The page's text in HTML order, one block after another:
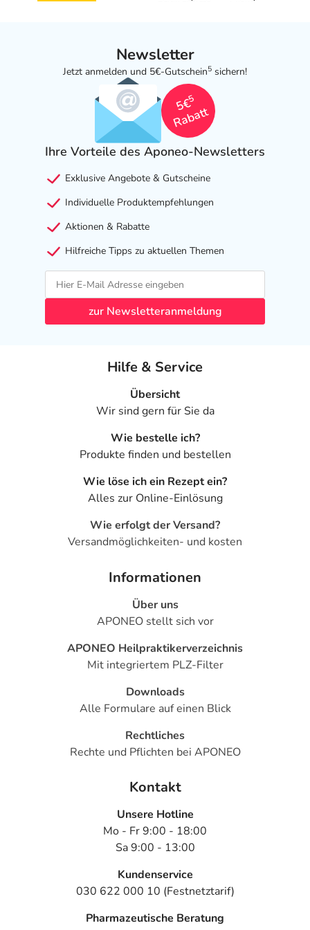
1030 Bussigny
elektronische Adresse: https://www.helenoftroy.com/co
Angaben gem. EU-Produktsicherheitsverordnung (GPSR)
anzeigen
PDF des Beipackzettelskönnen Sie sich oben
herunterladen.
Newsletter
Jetzt anmelden und 5€-Gutschein5 sichern!
5€
5
Rabatt
Ihre Vorteile des Aponeo-Newsletters
Exklusive Angebote & Gutscheine
Individuelle Produktempfehlungen
Aktionen & Rabatte
Hilfreiche Tipps zu aktuellen Themen
zur Newsletteranmeldung
Hilfe & Service
Übersicht
Wir sind gern für Sie da
Wie bestelle ich?
Produkte finden und bestellen
Wie löse ich ein Rezept ein?
Alles zur Online-Einlösung
Wie erfolgt der Versand?
Versandmöglichkeiten- und kosten
Informationen
Über uns
APONEO stellt sich vor
APONEO Heilpraktikerverzeichnis
Mit integriertem PLZ-Filter
Downloads
Alle Formulare auf einen Blick
Rechtliches
Rechte und Pflichten bei APONEO
Kontakt
Unsere Hotline
Mo - Fr 9:00 - 18:00
Sa 9:00 - 13:00
Kundenservice
030 622 000 10 (Festnetztarif)
Pharmazeutische Beratung